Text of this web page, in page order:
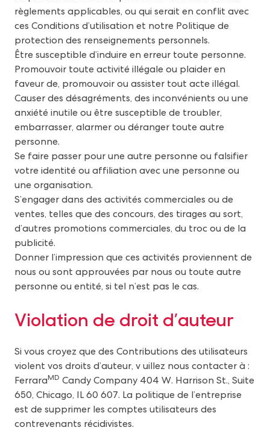
règlements applicables, ou qui serait en conflit avec
ces Conditions d’utilisation et notre Politique de
protection des renseignements personnels.
Être susceptible d’induire en erreur toute personne.
Promouvoir toute activité illégale ou plaider en
faveur de, promouvoir ou assister tout acte illégal.
Causer des désagréments, des inconvénients ou une
anxiété inutile ou être susceptible de troubler,
embarrasser, alarmer ou déranger toute autre
personne.
Se faire passer pour une autre personne ou falsifier
votre identité ou affiliation avec une personne ou
une organisation.
S’engager dans des activités commerciales ou de
ventes, telles que des concours, des tirages au sort,
d’autres promotions commerciales, du troc ou de la
publicité.
Donner l’impression que ces activités proviennent de
nous ou sont approuvées par nous ou toute autre
personne ou entité, si tel n’est pas le cas.
Violation de droit d’auteur
Si vous croyez que des Contributions des utilisateurs
violent vos droits d’auteur, v uillez nous contacter à :
FerraraMD Candy Company 404 W. Harrison St., Suite
650, Chicago, IL 60 607. La politique de l’entreprise
est de supprimer les comptes utilisateurs des
contrevenants récidivistes.